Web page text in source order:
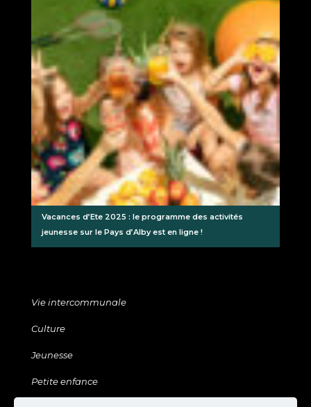
Vacances d’Ete 2025 : le programme des activités
jeunesse sur le Pays d’Alby est en ligne !
Vie intercommunale
Culture
Jeunesse
Petite enfance